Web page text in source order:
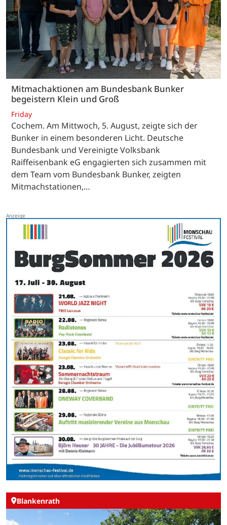
Mitmachaktionen am Bundesbank Bunker
begeistern Klein und Groß
Friday
Cochem. Am Mittwoch, 5. August, zeigte sich der
Bunker in einem besonderen Licht. Deutsche
Bundesbank und Vereinigte Volksbank
Raiffeisenbank eG engagierten sich zusammen mit
dem Team vom Bundesbank Bunker, zeigten
Mitmachstationen,…
Blankenrath